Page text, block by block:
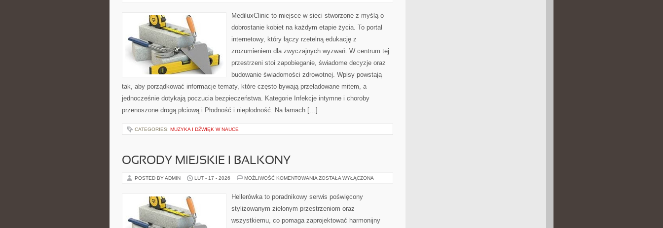
WSPÓŁISTNIEJĄCE
MediluxClinic to miejsce w sieci stworzone z myślą o
dobrostanie kobiet na każdym etapie życia. To portal
internetowy, który łączy rzetelną edukację z
zrozumieniem dla zwyczajnych wyzwań. W centrum tej
przestrzeni stoi zapobieganie, świadome decyzje oraz
budowanie świadomości zdrowotnej. Wpisy powstają
tak, aby porządkować informacje tematy, które często bywają przeładowane mitem, a
jednocześnie dotykają poczucia bezpieczeństwa. Kategorie Infekcje intymne i choroby
przenoszone drogą płciową i Płodność i niepłodność. Na łamach […]
CATEGORIES: MUZYKA I DŹWIĘK W NAUCE
OGRODY MIEJSKIE I BALKONY
POSTED BY ADMIN LUT - 17 - 2026 MOŻLIWOŚĆ KOMENTOWANIA OGRODY
BALKONY
ZOSTAŁA WYŁĄCZONA
Hellerówka to poradnikowy serwis poświęcony
stylizowanym zielonym przestrzeniom oraz
wszystkiemu, co pomaga zaprojektować harmonijny